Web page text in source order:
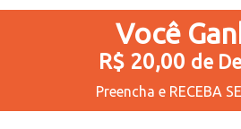
Você
R$ 20,00 de
Preencha e RECEBA